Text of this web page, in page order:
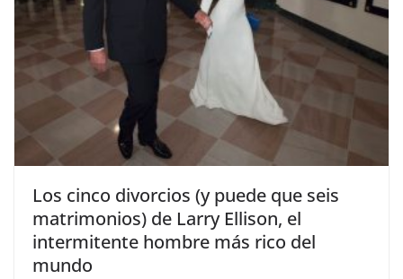
​Los cinco divorcios (y puede que seis
matrimonios) de Larry Ellison, el
intermitente hombre más rico del
mundo